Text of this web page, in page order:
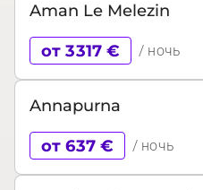
Aman Le Melezin
от 3317 € / ночь
Annapurna
от 637 € / ночь